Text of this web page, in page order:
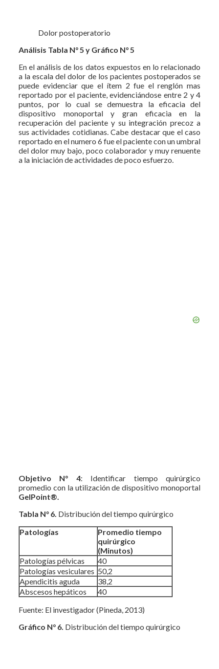
Dolor postoperatorio
Análisis Tabla N° 5 y Gráfico N° 5
En el análisis de los datos expuestos en lo relacionado
a la escala del dolor de los pacientes postoperados se
puede evidenciar que el ítem 2 fue el renglón mas
reportado por el paciente, evidenciándose entre 2 y 4
puntos, por lo cual se demuestra la eficacia del
dispositivo monoportal y gran eficacia en la
recuperación del paciente y su integración precoz a
sus actividades cotidianas. Cabe destacar que el caso
reportado en el numero 6 fue el paciente con un umbral
del dolor muy bajo, poco colaborador y muy renuente
a la iniciación de actividades de poco esfuerzo.
Objetivo N° 4: Identificar tiempo quirúrgico
promedio con la utilización de dispositivo monoportal
GelPoint®.
Tabla N° 6. Distribución del tiempo quirúrgico
Patologías
Promedio tiempo
quirúrgico
(Minutos)
Patologías pélvicas
40
Patologías vesiculares 50,2
Apendicitis aguda
38,2
Abscesos hepáticos
40
Fuente: El investigador (Pineda, 2013)
Gráfico N° 6. Distribución del tiempo quirúrgico